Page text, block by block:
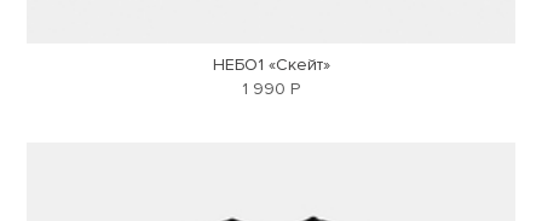
НЕБО1 «Скейт»
1 990 Р